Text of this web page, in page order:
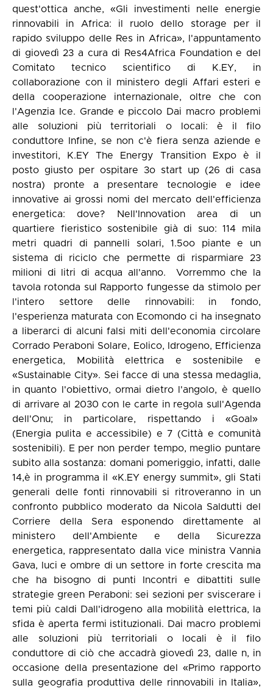
quest'ottica anche, «Gli investimenti nelle energie
rinnovabili in Africa: il ruolo dello storage per il
rapido sviluppo delle Res in Africa», l'appuntamento
di giovedì 23 a cura di Res4Africa Foundation e del
Comitato tecnico scientifico di K.EY, in
collaborazione con il ministero degli Affari esteri e
della cooperazione internazionale, oltre che con
l'Agenzia Ice. Grande e piccolo Dai macro problemi
alle soluzioni più territoriali o locali: è il filo
conduttore Infine, se non c'è fiera senza aziende e
investitori, K.EY The Energy Transition Expo è il
posto giusto per ospitare 3o start up (26 di casa
nostra) pronte a presentare tecnologie e idee
innovative ai grossi nomi del mercato dell'efficienza
energetica: dove? Nell'Innovation area di un
quartiere fieristico sostenibile già di suo: 114 mila
metri quadri di pannelli solari, 1.5oo piante e un
sistema di riciclo che permette di risparmiare 23
milioni di litri di acqua all'anno. Vorremmo che la
tavola rotonda sul Rapporto fungesse da stimolo per
l'intero settore delle rinnovabili: in fondo,
l'esperienza maturata con Ecomondo ci ha insegnato
a liberarci di alcuni falsi miti dell'economia circolare
Corrado Peraboni Solare, Eolico, Idrogeno, Efficienza
energetica, Mobilità elettrica e sostenibile e
«Sustainable City». Sei facce di una stessa medaglia,
in quanto l'obiettivo, ormai dietro l'angolo, è quello
di arrivare al 2030 con le carte in regola sull'Agenda
dell'Onu; in particolare, rispettando i «Goal»
(Energia pulita e accessibile) e 7 (Città e comunità
sostenibili). E per non perder tempo, meglio puntare
subito alla sostanza: domani pomeriggio, infatti, dalle
14,è in programma il «K.EY energy summit», gli Stati
generali delle fonti rinnovabili si ritroveranno in un
confronto pubblico moderato da Nicola Saldutti del
Corriere della Sera esponendo direttamente al
ministero dell'Ambiente e della Sicurezza
energetica, rappresentato dalla vice ministra Vannia
Gava, luci e ombre di un settore in forte crescita ma
che ha bisogno di punti Incontri e dibattiti sulle
strategie green Peraboni: sei sezioni per sviscerare i
temi più caldi Dall'idrogeno alla mobilità elettrica, la
sfida è aperta fermi istituzionali. Dai macro problemi
alle soluzioni più territoriali o locali è il filo
conduttore di ciò che accadrà giovedì 23, dalle n, in
occasione della presentazione del «Primo rapporto
sulla geografia produttiva delle rinnovabili in Italia»,